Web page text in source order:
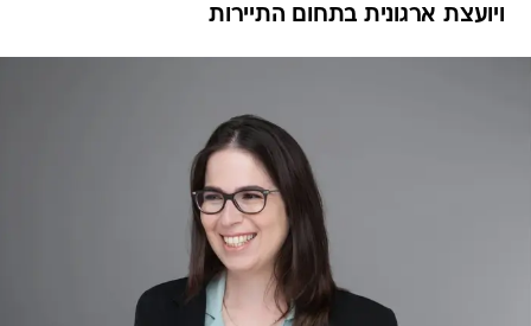
ויועצת ארגונית בתחום התיירות